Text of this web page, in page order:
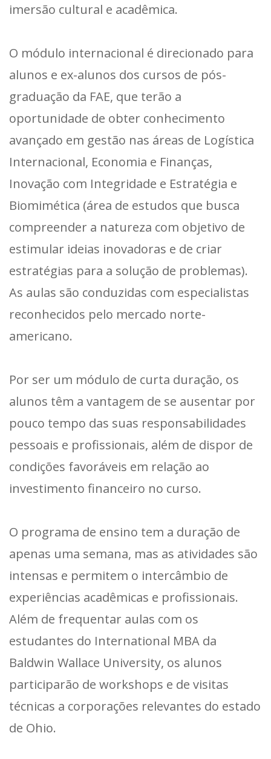
imersão cultural e acadêmica.
O módulo internacional é direcionado para
alunos e ex-alunos dos cursos de pós-
graduação da FAE, que terão a
oportunidade de obter conhecimento
avançado em gestão nas áreas de Logística
Internacional, Economia e Finanças,
Inovação com Integridade e Estratégia e
Biomimética (área de estudos que busca
compreender a natureza com objetivo de
estimular ideias inovadoras e de criar
estratégias para a solução de problemas).
As aulas são conduzidas com especialistas
reconhecidos pelo mercado norte-
americano.
Por ser um módulo de curta duração, os
alunos têm a vantagem de se ausentar por
pouco tempo das suas responsabilidades
pessoais e profissionais, além de dispor de
condições favoráveis em relação ao
investimento financeiro no curso.
O programa de ensino tem a duração de
apenas uma semana, mas as atividades são
intensas e permitem o intercâmbio de
experiências acadêmicas e profissionais.
Além de frequentar aulas com os
estudantes do International MBA da
Baldwin Wallace University, os alunos
participarão de workshops e de visitas
técnicas a corporações relevantes do estado
de Ohio.